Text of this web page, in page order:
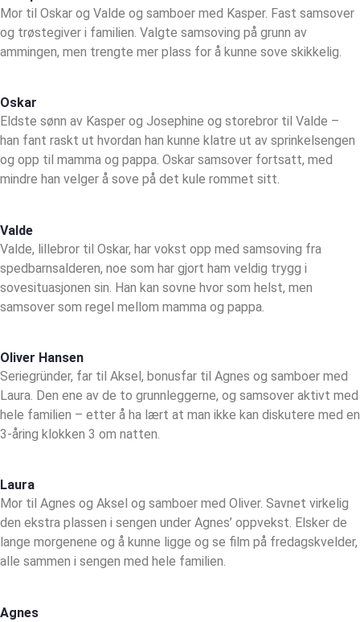
Mor til Oskar og Valde og samboer med Kasper. Fast samsover
og trøstegiver i familien. Valgte samsoving på grunn av
ammingen, men trengte mer plass for å kunne sove skikkelig.
Oskar
Eldste sønn av Kasper og Josephine og storebror til Valde –
han fant raskt ut hvordan han kunne klatre ut av sprinkelsengen
og opp til mamma og pappa. Oskar samsover fortsatt, med
mindre han velger å sove på det kule rommet sitt.
Valde
Valde, lillebror til Oskar, har vokst opp med samsoving fra
spedbarnsalderen, noe som har gjort ham veldig trygg i
sovesituasjonen sin. Han kan sovne hvor som helst, men
samsover som regel mellom mamma og pappa.
Oliver Hansen
Seriegründer, far til Aksel, bonusfar til Agnes og samboer med
Laura. Den ene av de to grunnleggerne, og samsover aktivt med
hele familien – etter å ha lært at man ikke kan diskutere med en
3-åring klokken 3 om natten.
Laura
Mor til Agnes og Aksel og samboer med Oliver. Savnet virkelig
den ekstra plassen i sengen under Agnes’ oppvekst. Elsker de
lange morgenene og å kunne ligge og se film på fredagskvelder,
alle sammen i sengen med hele familien.
Agnes